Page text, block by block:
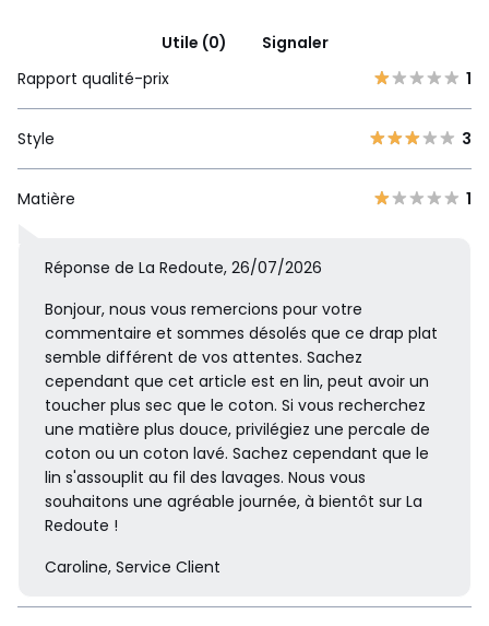
Utile (0)
Signaler
Rapport qualité-prix
1
Style 3
Matière 1
Réponse de La Redoute, 26/07/2026
Bonjour, nous vous remercions pour votre
commentaire et sommes désolés que ce drap plat
semble différent de vos attentes. Sachez
cependant que cet article est en lin, peut avoir un
toucher plus sec que le coton. Si vous recherchez
une matière plus douce, privilégiez une percale de
coton ou un coton lavé. Sachez cependant que le
lin s'assouplit au fil des lavages. Nous vous
souhaitons une agréable journée, à bientôt sur La
Redoute !
Caroline, Service Client